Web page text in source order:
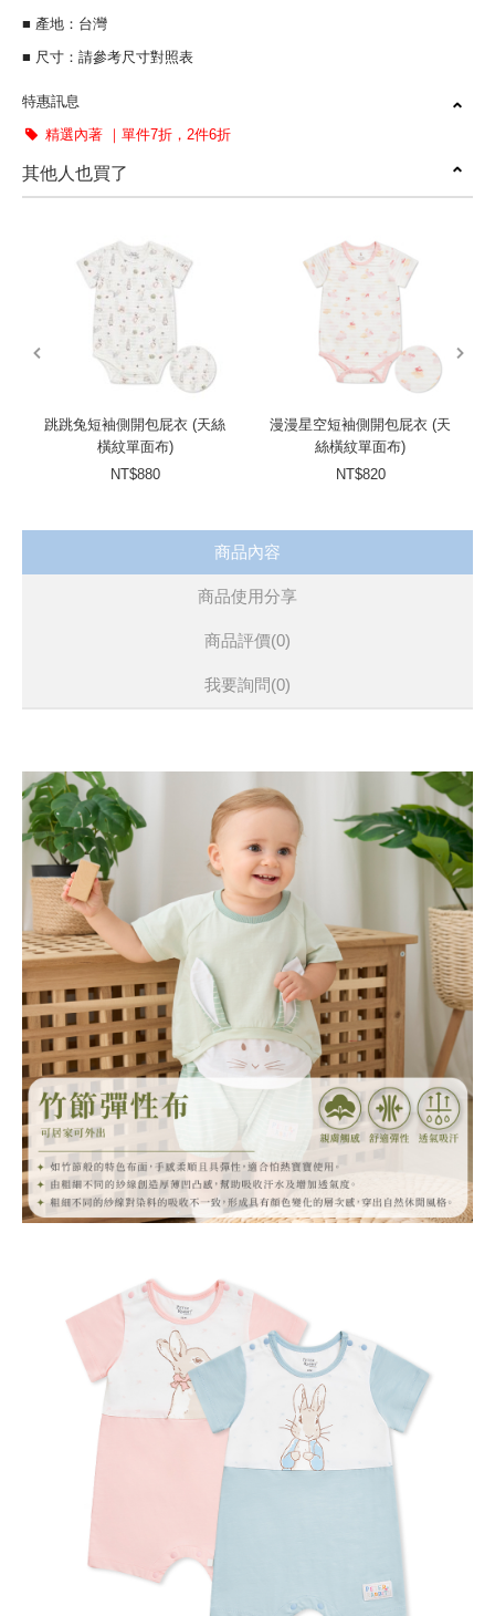
■ 產地：台灣
■ 尺寸：請參考尺寸對照表
特惠訊息
精選內著 ｜單件7折，2件6折
其他人也買了
跳跳兔短袖側開包屁衣 (天絲
橫紋單面布)
NT$880
漫漫星空短袖側開包屁衣 (天
絲橫紋單面布)
NT$820
商品內容
商品使用分享
商品評價(0)
我要詢問(0)